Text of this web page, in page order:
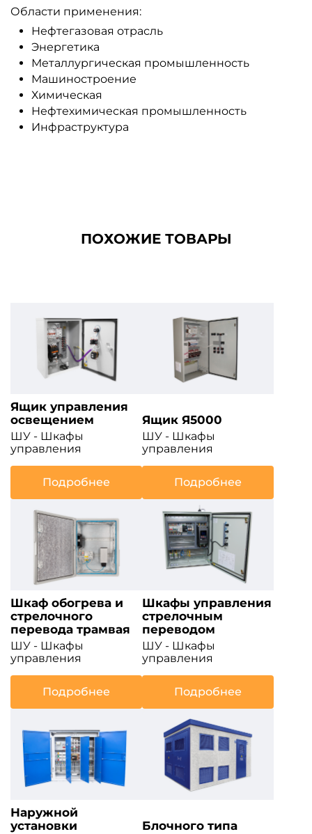
Области применения:
Нефтегазовая отрасль
Энергетика
Металлургическая промышленность
Машиностроение
Химическая
Нефтехимическая промышленность
Инфраструктура
ПОХОЖИЕ ТОВАРЫ
Ящик управления
освещением
ШУ - Шкафы
управления
Подробнее
Ящик Я5000
ШУ - Шкафы
управления
Подробнее
Шкаф обогрева и
стрелочного
перевода трамвая
ШУ - Шкафы
управления
Подробнее
Шкафы управления
стрелочным
переводом
ШУ - Шкафы
управления
Подробнее
Наружной
установки
Блочного типа